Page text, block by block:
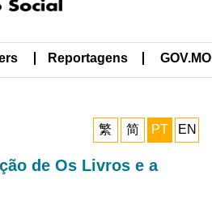
Reportagens GOV.MO
繁 简 PT EN
de Os Livros e a